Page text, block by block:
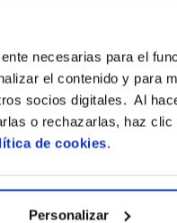
necesarias para el
el contenido y para
socios digitales. Al
o rechazarlas, haz
de cookies.
Personalizar